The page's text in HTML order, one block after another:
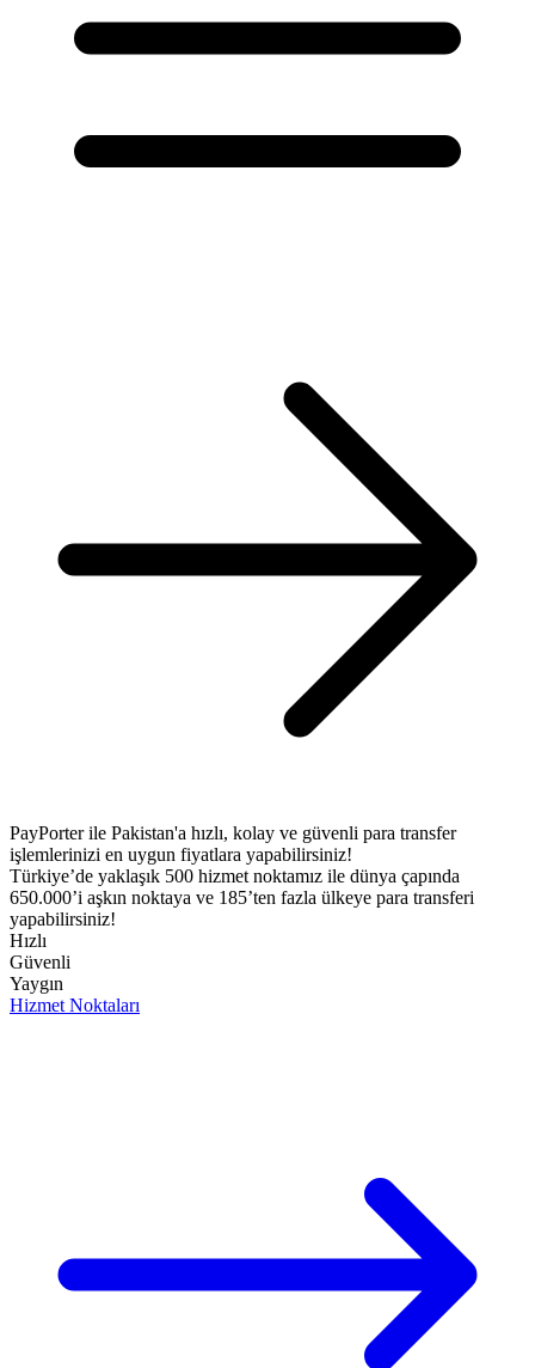
PayPorter ile Pakistan'a hızlı, kolay ve güvenli para transfer
işlemlerinizi en uygun fiyatlara yapabilirsiniz!​
Türkiye’de yaklaşık 500 hizmet noktamız ile dünya çapında
650.000’i aşkın noktaya ve 185’ten fazla ülkeye para transferi
yapabilirsiniz!
Hızlı
Güvenli
Yaygın
Hizmet Noktaları